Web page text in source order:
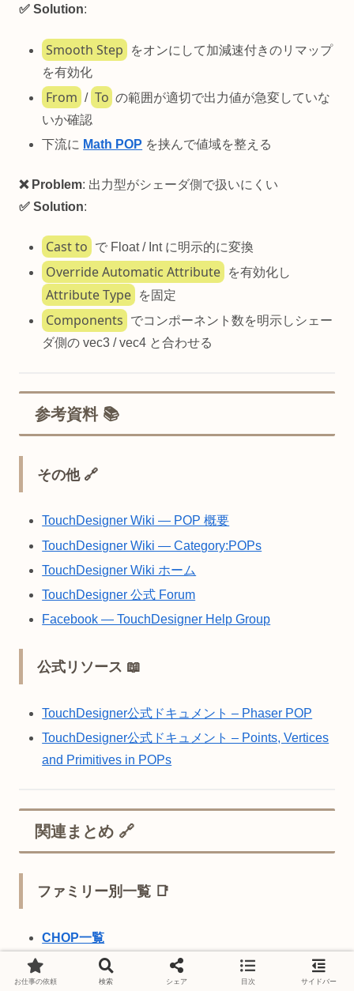
✅ Solution:
Smooth Step
をオンにして加減速付きのリマップ
を有効化
From / To の範囲が適切で出力値が急変していな
いか確認
下流に Math POP を挟んで値域を整える
❌ Problem: 出力型がシェーダ側で扱いにくい
✅ Solution:
Cast to で Float / Int に明示的に変換
Override Automatic Attribute を有効化し
Attribute Type を固定
Components
でコンポーネント数を明示しシェー
ダ側の vec3 / vec4 と合わせる
参考資料 📚
その他 🔗
TouchDesigner Wiki — POP 概要
TouchDesigner Wiki — Category:POPs
TouchDesigner Wiki ホーム
TouchDesigner 公式 Forum
Facebook — TouchDesigner Help Group
公式リソース 📖
TouchDesigner公式ドキュメント – Phaser POP
TouchDesigner公式ドキュメント – Points, Vertices
and Primitives in POPs
関連まとめ 🔗
ファミリー別一覧 📑
CHOP一覧
TOP一覧
SOP一覧
お仕事の依頼 検索 シェア 目次 サイドバー